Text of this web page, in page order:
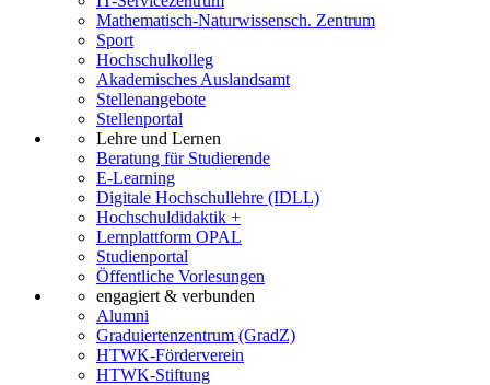
Mathematisch-Naturwissensch. Zentrum
Sport
Hochschulkolleg
Akademisches Auslandsamt
Stellenangebote
Stellenportal
Lehre und Lernen
Beratung für Studierende
E-Learning
Digitale Hochschullehre (IDLL)
Hochschuldidaktik +
Lernplattform OPAL
Studienportal
Öffentliche Vorlesungen
engagiert & verbunden
Alumni
Graduiertenzentrum (GradZ)
HTWK-Förderverein
HTWK-Stiftung